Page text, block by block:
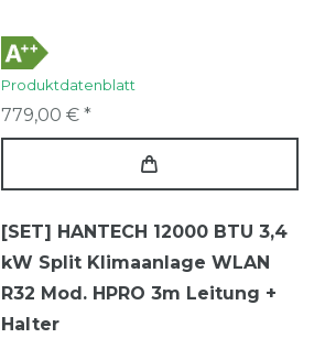
Produktdatenblatt
779,00 € *
[SET] HANTECH 12000 BTU 3,4
kW Split Klimaanlage WLAN
R32 Mod. HPRO 3m Leitung +
Halter